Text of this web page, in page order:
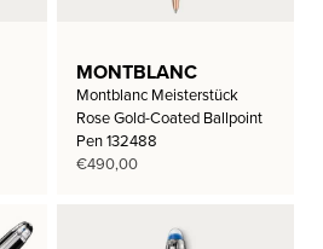
MONTBLANC
Montblanc Meisterstück
Rose Gold-Coated Ballpoint
Pen 132488
€490,00